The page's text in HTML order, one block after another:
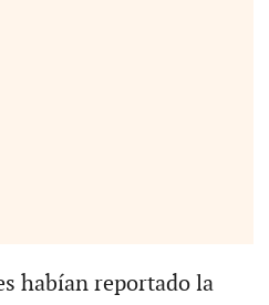
habían reportado la